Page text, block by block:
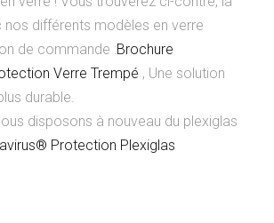
nos différents modèles en verre
de commande :Brochure
Verre Trempé , Une solution
durable.
disposons à nouveau du plexiglas
Protection Plexiglas